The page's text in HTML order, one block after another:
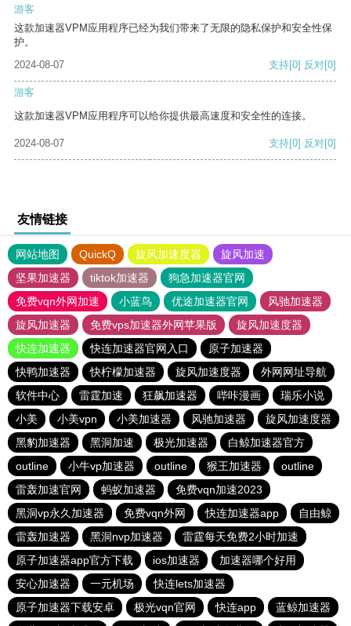
游客
这款加速器VPM应用程序已经为我们带来了无限的隐私保护和安全性保
护。
2024-08-07
支持[0] 反对[0]
游客
这款加速器VPM应用程序可以给你提供最高速度和安全性的连接。
2024-08-07 支持[0] 反对[0]
友情链接
网站地图 QuickQ 旋风加速度器
旋风加速
坚果加速器
tiktok加速器
狗急加速器官网
免费vqn外网加速
小蓝鸟 优途加速器官网
风驰加速器
旋风加速器
免费vps加速器外网苹果版
旋风加速度器
快连加速器
快连加速器官网入口
原子加速器
快鸭加速器
快柠檬加速器 旋风加速度器
外网网址导航
软件中心
雷霆加速 狂飙加速器 哔咔漫画
瑞乐小说
小美
小美vpn 小美加速器 风驰加速器
旋风加速度器
黑豹加速器
黑洞加速 极光加速器
白鲸加速器官方
outline
小牛vp加速器 outline 猴王加速器
outline
雷轰加速官网
蚂蚁加速器
免费vqn加速2023
黑洞vp永久加速器
免费vqn外网 快连加速器app
自由鲸
雷轰加速器
黑洞nvp加速器
雷霆每天免费2小时加速
原子加速器app官方下载
ios加速器
加速器哪个好用
安心加速器
一元机场
快连lets加速器
原子加速器下载安卓
极光vqn官网 快连app
蓝鲸加速器